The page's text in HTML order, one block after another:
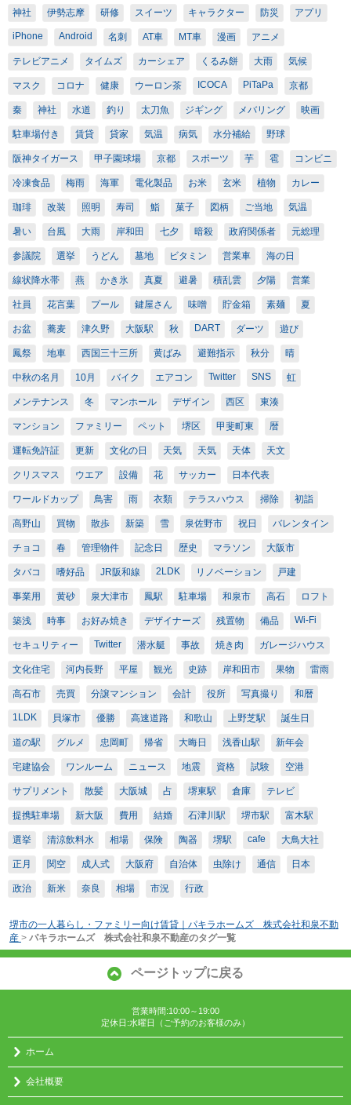
神社 伊勢志摩 研修 スイーツ キャラクター 防災 アプリ
iPhone Android 名刺 AT車 MT車 漫画 アニメ
テレビアニメ タイムズ カーシェア くるみ餅 大雨 気候
マスク コロナ 健康 ウーロン茶 ICOCA PiTaPa 京都
秦 神社 水道 釣り 太刀魚 ジギング メバリング 映画
駐車場付き 賃貸 貸家 気温 病気 水分補給 野球
阪神タイガース 甲子園球場 京都 スポーツ 芋 雹 コンビニ
冷凍食品 梅雨 海軍 電化製品 お米 玄米 植物 カレー
珈琲 改装 照明 寿司 鮨 菓子 図柄 ご当地 気温
暑い 台風 大雨 岸和田 七夕 暗殺 政府関係者 元総理
参議院 選挙 うどん 墓地 ビタミン 営業車 海の日
線状降水帯 燕 かき氷 真夏 避暑 積乱雲 夕陽 営業
社員 花言葉 プール 鍵屋さん 味噌 貯金箱 素麺 夏
お盆 蕎麦 津久野 大阪駅 秋 DART ダーツ 遊び
鳳祭 地車 西国三十三所 黄ばみ 避難指示 秋分 晴
中秋の名月 10月 バイク エアコン Twitter SNS 虹
メンテナンス 冬 マンホール デザイン 西区 東湊
マンション ファミリー ペット 堺区 甲斐町東 暦
運転免許証 更新 文化の日 天気 天気 天体 天文
クリスマス ウエア 設備 花 サッカー 日本代表
ワールドカップ 鳥害 雨 衣類 テラスハウス 掃除 初詣
高野山 買物 散歩 新築 雪 泉佐野市 祝日 バレンタイン
チョコ 春 管理物件 記念日 歴史 マラソン 大阪市
タバコ 嗜好品 JR阪和線 2LDK リノベーション 戸建
事業用 黄砂 泉大津市 鳳駅 駐車場 和泉市 高石 ロフト
築浅 時事 お好み焼き デザイナーズ 残置物 備品 Wi-Fi
セキュリティー Twitter 潜水艇 事故 焼き肉 ガレージハウス
文化住宅 河内長野 平屋 観光 史跡 岸和田市 果物 雷雨
高石市 売買 分譲マンション 会計 役所 写真撮り 和暦
1LDK 貝塚市 優勝 高速道路 和歌山 上野芝駅 誕生日
道の駅 グルメ 忠岡町 帰省 大晦日 浅香山駅 新年会
宅建協会 ワンルーム ニュース 地震 資格 試験 空港
サプリメント 散髪 大阪城 占 堺東駅 倉庫 テレビ
提携駐車場 新大阪 費用 結婚 石津川駅 堺市駅 富木駅
選挙 清涼飲料水 相場 保険 陶器 堺駅 cafe 大鳥大社
正月 関空 成人式 大阪府 自治体 虫除け 通信 日本
政治 新米 奈良 相場 市況 行政
堺市の一人暮らし・ファミリー向け賃貸｜パキラホームズ 株式会社和泉不動
産 > パキラホームズ 株式会社和泉不動産のタグ一覧
ページトップに戻る
営業時間:10:00～19:00
定休日:水曜日（ご予約のお客様のみ）
ホーム
会社概要